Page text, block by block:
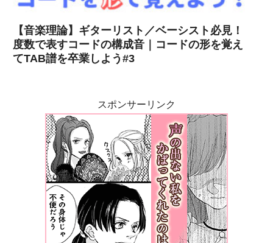
【音楽理論】ギターリスト／ベーシスト必見！
度数で表すコードの構成音｜コードの形を覚え
てTAB譜を卒業しよう#3
スポンサーリンク